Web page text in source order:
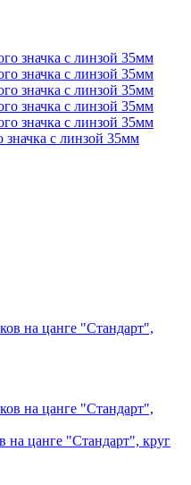
значка с линзой 35мм
на цанге "Стандарт", круг